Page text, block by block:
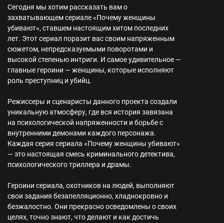
Сегодня мы хотим рассказать вам о
захватывающем сериале «Почему женщины
убивают», ставшем настоящим хитом последних
лет. Этот сериал поразит вас своим напряженным
сюжетом, непредсказуемыми поворотами и
высокой степенью интриги. И самое удивительное —
главные героини — женщины, которые исполняют
роль преступниц и убийц.
Режиссеры и сценаристы данного проекта создали
уникальную атмосферу, где вся история завязана
на психологической напряженности и борьбе с
внутренними демонами каждого персонажа.
Каждая серия сериала «Почему женщины убивают»
— это настоящая смесь криминального детектива,
психологического триллера и драмы.
Героини сериала, охотников на людей, выполняют
свои задания безапелляционно, хладнокровно и
безжалостно. Они прекрасно осведомлены о своих
целях, точно знают, что делают и как достичь